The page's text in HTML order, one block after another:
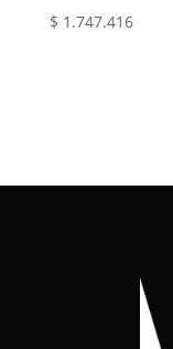
$ 1.747.416